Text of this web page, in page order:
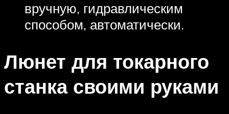
вручную, гидравлическим
способом, автоматически.
Люнет для токарного
станка своими руками